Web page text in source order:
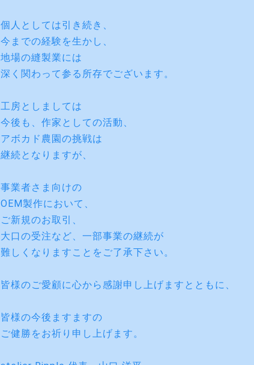
個人としては引き続き、
今までの経験を生かし、
地場の縫製業には
深く関わって参る所存でございます。
工房としましては
今後も、作家としての活動、
アボカド農園の挑戦は
継続となりますが、
事業者さま向けの
OEM製作において、
ご新規のお取引、
大口の受注など、一部事業の継続が
難しくなりますことをご了承下さい。
皆様のご愛顧に心から感謝申し上げますとともに、
皆様の今後ますますの
ご健勝をお祈り申し上げます。